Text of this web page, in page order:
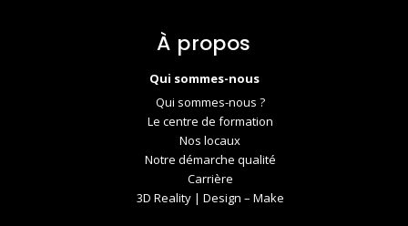
À propos
Qui sommes-nous
Qui sommes-nous ?
Le centre de formation
Nos locaux
Notre démarche qualité
Carrière
3D Reality | Design – Make